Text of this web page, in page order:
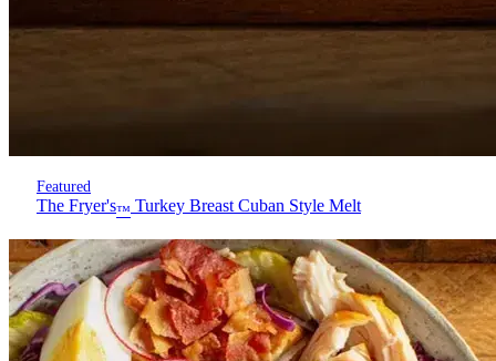
Featured
The Fryer's™ Turkey Breast Cuban Style Melt